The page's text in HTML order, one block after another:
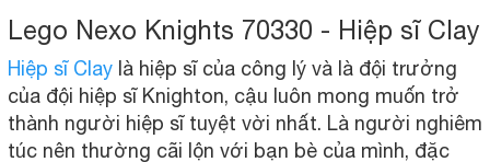
Lego Nexo Knights 70330 - Hiệp sĩ Clay
Hiệp sĩ Clay là hiệp sĩ của công lý và là đội trưởng
của đội hiệp sĩ Knighton, cậu luôn mong muốn trở
thành người hiệp sĩ tuyệt vời nhất. Là người nghiêm
túc nên thường cãi lộn với bạn bè của mình, đặc